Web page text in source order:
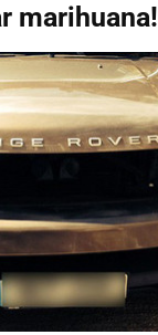
marihuana!